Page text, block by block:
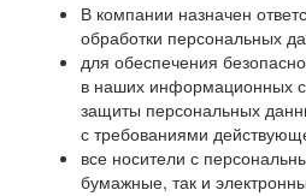
В компании назначен
обработки персональных
для обеспечения
в наших информационных
защиты персональных
с требованиями
все носители с
бумажные, так и